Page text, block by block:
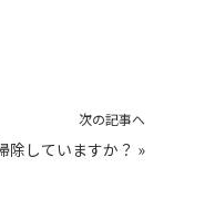
次の記事へ
除していますか？ »